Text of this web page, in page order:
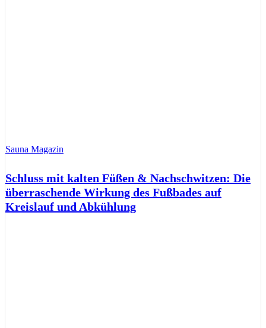
Sauna Magazin
Schluss mit kalten Füßen & Nachschwitzen: Die
überraschende Wirkung des Fußbades auf
Kreislauf und Abkühlung